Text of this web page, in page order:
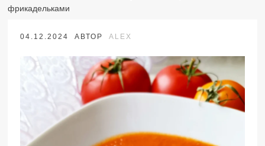
фрикадельками
04.12.2024 АВТОР ALEX